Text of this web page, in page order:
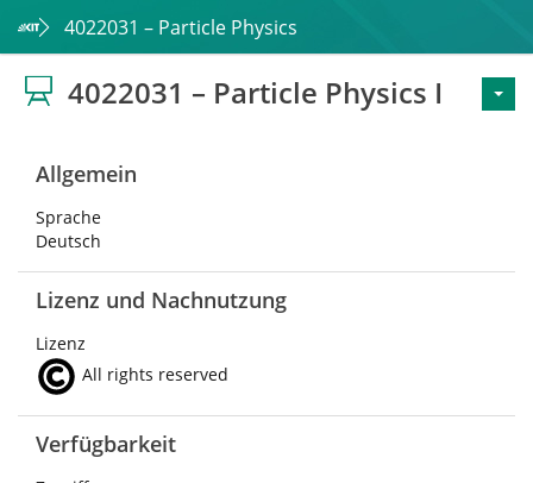
4022031 – Particle Physics I
4022031 – Particle Physics I
Allgemein
Sprache
Deutsch
Lizenz und Nachnutzung
Lizenz
All rights reserved
Verfügbarkeit